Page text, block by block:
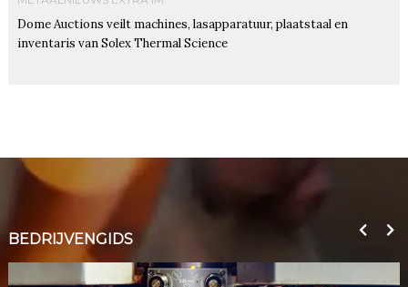
Dome Auctions veilt machines, lasapparatuur, plaatstaal en
inventaris van Solex Thermal Science
BEDRIJVENGIDS